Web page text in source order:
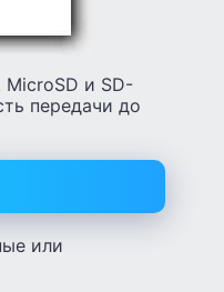
и SD-
передачи до
или